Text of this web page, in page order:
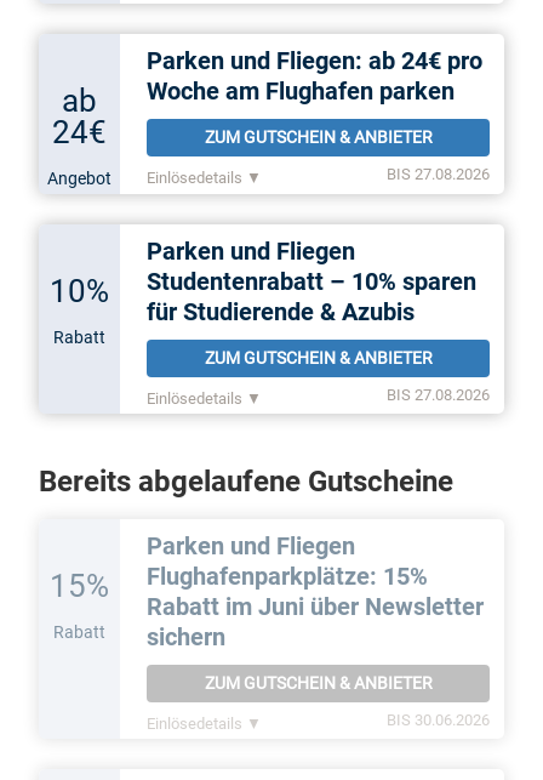
ab
24€
Angebot
Parken und Fliegen: ab 24€ pro
Woche am Flughafen parken
ZUM GUTSCHEIN & ANBIETER
BIS 27.08.2026
Einlösedetails ▼
10%
Rabatt
Parken und Fliegen
Studentenrabatt – 10% sparen
für Studierende & Azubis
ZUM GUTSCHEIN & ANBIETER
BIS 27.08.2026
Einlösedetails ▼
Bereits abgelaufene Gutscheine
15%
Rabatt
Parken und Fliegen
Flughafenparkplätze: 15%
Rabatt im Juni über Newsletter
sichern
ZUM GUTSCHEIN & ANBIETER
BIS 30.06.2026
Einlösedetails ▼